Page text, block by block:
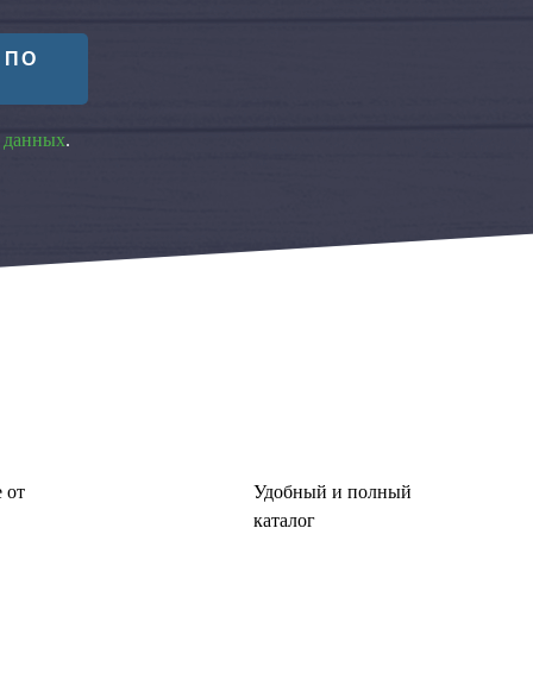
ПО
данных.
от
Удобный и полный
каталог